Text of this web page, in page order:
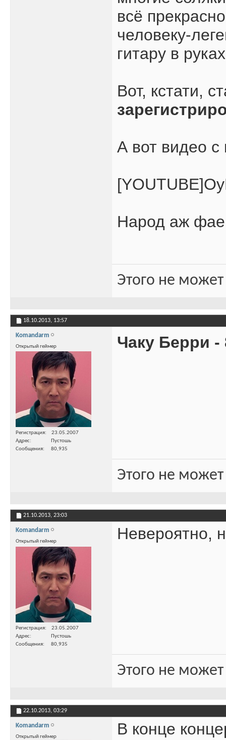
всё
человеку-
гитару в
Вот, кстати,
А вот видео с
Народ аж
Этого не
18.10.2013, 13:57
Komandarm
Открытый геймер
Регистрация
23.05.2007
Адрес
Пустошь
Сообщения
80,935
Чаку Берри -
Этого не
21.10.2013, 23:03
Komandarm
Открытый геймер
Регистрация
23.05.2007
Адрес
Пустошь
Сообщения
80,935
Невероятно,
Этого не
22.10.2013, 03:29
Komandarm
Открытый геймер В конце